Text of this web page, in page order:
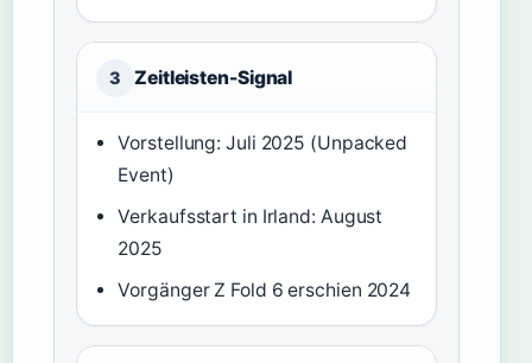
3 Zeitleisten-Signal
Vorstellung: Juli 2025 (Unpacked
Event)
Verkaufsstart in Irland: August
2025
Vorgänger Z Fold 6 erschien 2024